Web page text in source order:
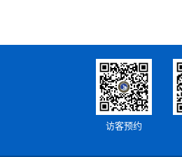
访客预约